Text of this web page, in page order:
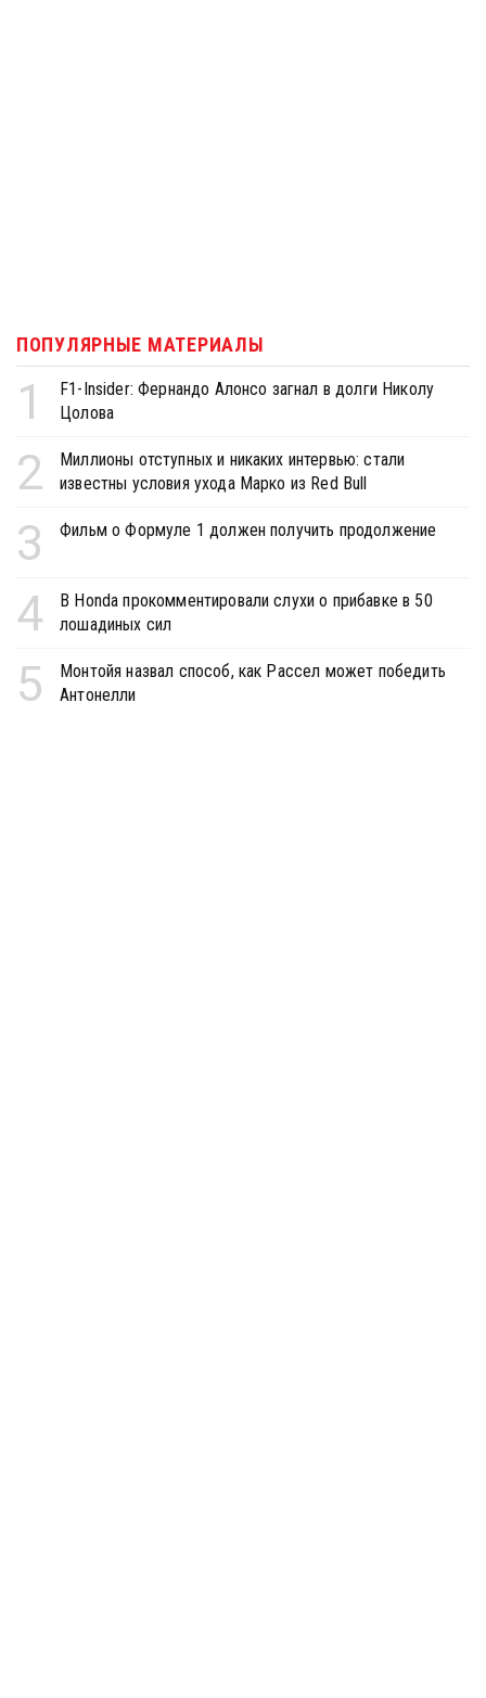
ПОПУЛЯРНЫЕ МАТЕРИАЛЫ
1
F1-Insider: Фернандо Алонсо загнал в долги Николу
Цолова
2
Миллионы отступных и никаких интервью: стали
известны условия ухода Марко из Red Bull
3 Фильм о Формуле 1 должен получить продолжение
4
В Honda прокомментировали слухи о прибавке в 50
лошадиных сил
5
Монтойя назвал способ, как Рассел может победить
Антонелли